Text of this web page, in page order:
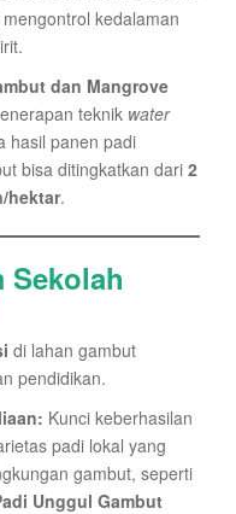
kedalaman
dan Mangrove
teknik water
hasil panen padi
bisa ditingkatkan dari 2
hektar.
Sekolah
di lahan gambut
pendidikan.
Kunci keberhasilan
padi lokal yang
gambut, seperti
Unggul Gambut